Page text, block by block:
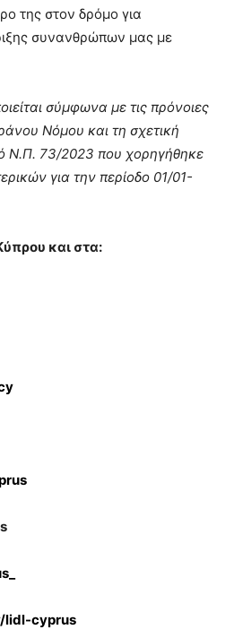
της στον δρόμο για
συνανθρώπων μας με
σύμφωνα με τις πρόνοιες
Νόμου και τη σχετική
Ν.Π. 73/2023 που χορηγήθηκε
για την περίοδο 01/01-
και στα:
lidl-cyprus